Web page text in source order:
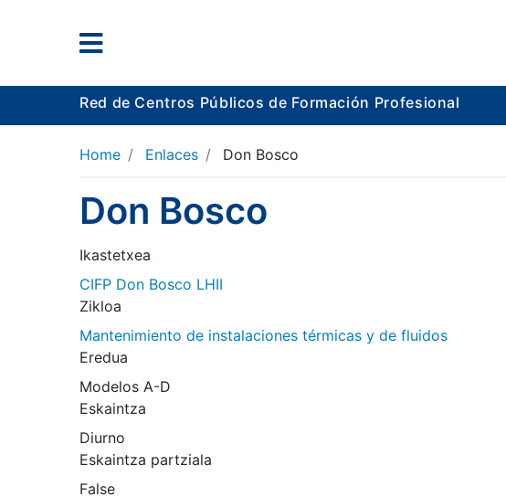
Red de Centros Públicos de Formación Profesional
Home Enlaces Don Bosco
Don Bosco
Ikastetxea
CIFP Don Bosco LHII
Zikloa
Mantenimiento de instalaciones térmicas y de fluidos
Eredua
Modelos A-D
Eskaintza
Diurno
Eskaintza partziala
False